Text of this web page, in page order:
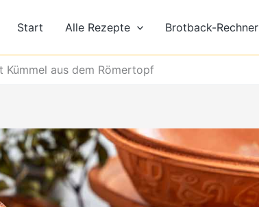
Start Alle Rezepte Brotback-Rechner
Kümmel aus dem Römertopf